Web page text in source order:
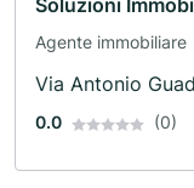
Soluzioni
Agente immobiliare
Via Antonio
0.0 (0)